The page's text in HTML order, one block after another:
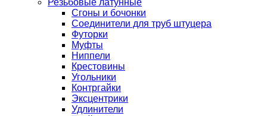
Сгоны и бочонки
Соединители для труб штуцера
Футорки
Муфты
Ниппели
Крестовины
Угольники
Контргайки
Эксцентрики
Удлинители